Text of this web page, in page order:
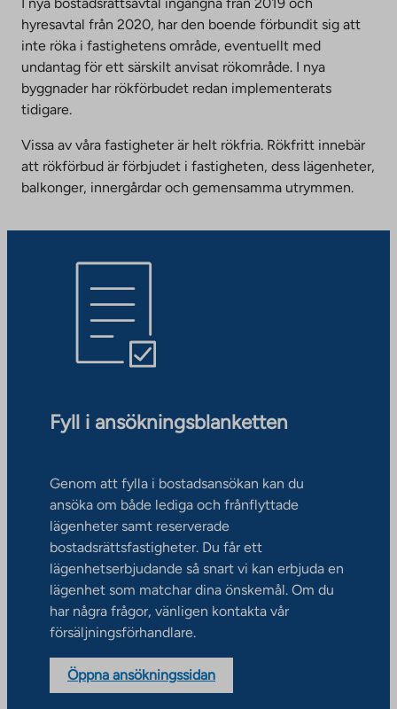
hyresavtal från 2020, har den boende förbundit sig att
inte röka i fastighetens område, eventuellt med
undantag för ett särskilt anvisat rökområde. I nya
byggnader har rökförbudet redan implementerats
tidigare.
Vissa av våra fastigheter är helt rökfria. Rökfritt innebär
att rökförbud är förbjudet i fastigheten, dess lägenheter,
balkonger, innergårdar och gemensamma utrymmen.
Fyll i ansökningsblanketten
Genom att fylla i bostadsansökan kan du
ansöka om både lediga och frånflyttade
lägenheter samt reserverade
bostadsrättsfastigheter. Du får ett
lägenhetserbjudande så snart vi kan erbjuda en
lägenhet som matchar dina önskemål. Om du
har några frågor, vänligen kontakta vår
försäljningsförhandlare.
Öppna ansökningssidan